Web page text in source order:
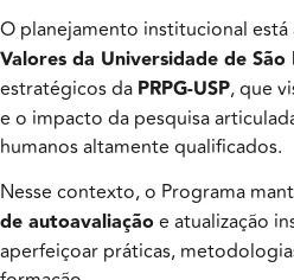
O planejamento institucional está
Valores da Universidade de São
estratégicos da PRPG-USP, que
e o impacto da pesquisa
humanos altamente qualificados.
Nesse contexto, o Programa
de autoavaliação e atualização
aperfeiçoar práticas,